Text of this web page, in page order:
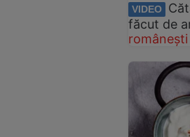
VIDEO
făcut de
românești